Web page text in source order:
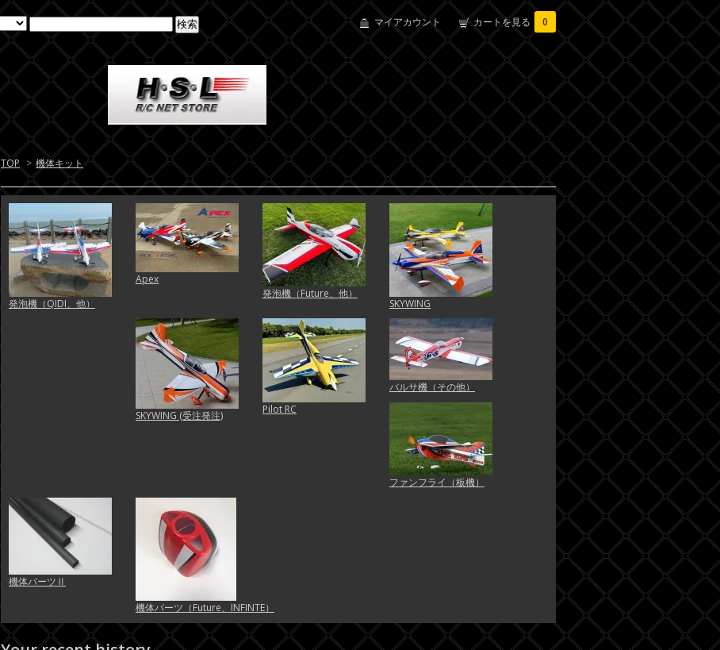
マイアカウント カートを見る 0
TOP > 機体キット
発泡機（QIDI、他）
Apex
発泡機（Future、他）
SKYWING
SKYWING (受注発注) Pilot RC
バルサ機（その他）
ファンフライ（板機）
機体パーツⅡ
機体パーツ（Future、INFINTE）